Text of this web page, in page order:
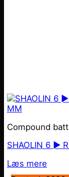
Compound
SHAOLIN 6 ►
Læs mere